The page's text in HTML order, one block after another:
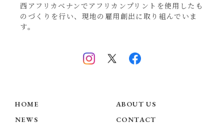
西アフリカベナンでアフリカンプリントを使用したも
のづくりを行い、現地の雇用創出に取り組んでいま
す。
HOME
ABOUT US
NEWS
CONTACT